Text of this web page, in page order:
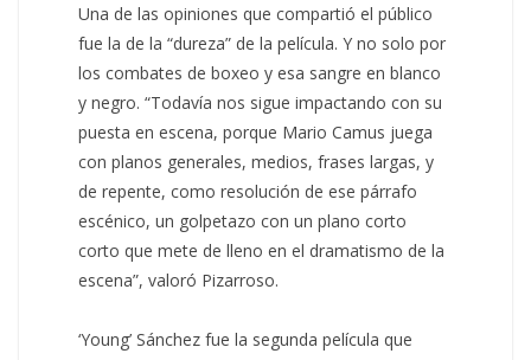
Una de las opiniones que compartió el público
fue la de la “dureza” de la película. Y no solo por
los combates de boxeo y esa sangre en blanco
y negro. “Todavía nos sigue impactando con su
puesta en escena, porque Mario Camus juega
con planos generales, medios, frases largas, y
de repente, como resolución de ese párrafo
escénico, un golpetazo con un plano corto
corto que mete de lleno en el dramatismo de la
escena”, valoró Pizarroso.
‘Young’ Sánchez fue la segunda película que